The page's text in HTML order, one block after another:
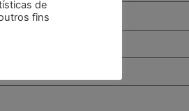
de
fins